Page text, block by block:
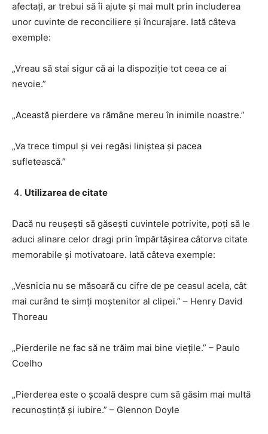
afectați, ar trebui să îi ajute și mai mult prin includerea
unor cuvinte de reconciliere și încurajare. Iată câteva
exemple:
„Vreau să stai sigur că ai la dispoziție tot ceea ce ai
nevoie.”
„Această pierdere va rămâne mereu în inimile noastre.”
„Va trece timpul și vei regăsi liniștea și pacea
sufletească.”
Utilizarea de citate
Dacă nu reușești să găsești cuvintele potrivite, poți să le
aduci alinare celor dragi prin împărtășirea câtorva citate
memorabile și motivatoare. Iată câteva exemple:
„Vesnicia nu se măsoară cu cifre de pe ceasul acela, cât
mai curând te simți moștenitor al clipei.” – Henry David
Thoreau
„Pierderile ne fac să ne trăim mai bine viețile.” – Paulo
Coelho
„Pierderea este o școală despre cum să găsim mai multă
recunoștință și iubire.” – Glennon Doyle